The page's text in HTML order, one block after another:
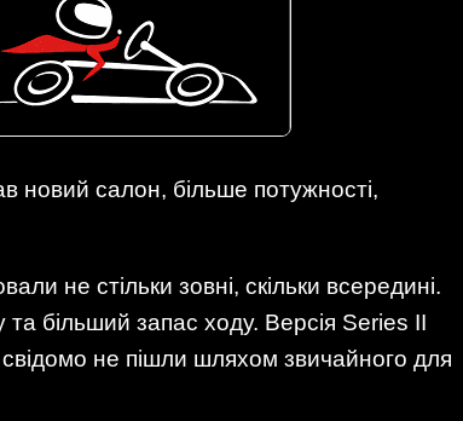
новий салон, більше потужності,
не стільки зовні, скільки всередині.
більший запас ходу. Версія Series II
свідомо не пішли шляхом звичайного для